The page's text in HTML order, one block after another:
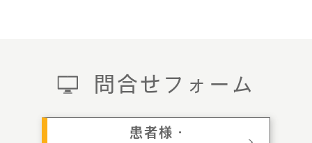
問合せフォーム
患者様・